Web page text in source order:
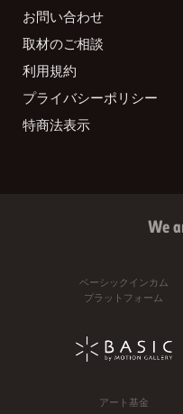
お問い合わせ
取材のご相談
利用規約
プライバシーポリシー
特商法表示
We
ベーシックインカム
プラットフォーム
アート基金